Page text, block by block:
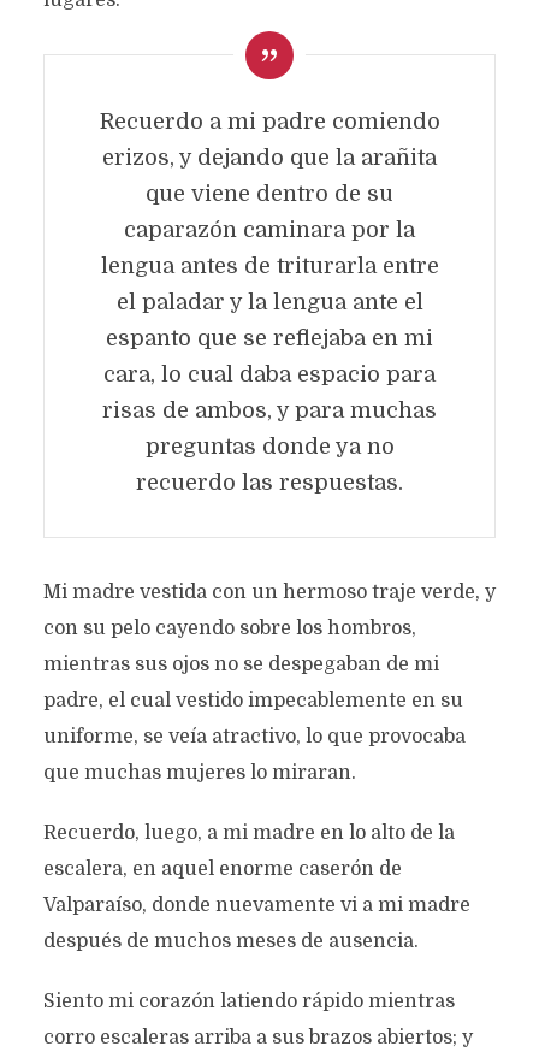
LA NIÑEZ
Texto original de Carlos Boné Riquelme
4 Minutos en leer
Recuerdo a mi padre comiendo
erizos, y dejando que la arañita
que viene dentro de su
caparazón caminara por la
lengua antes de triturarla entre
el paladar y la lengua ante el
espanto que se reflejaba en mi
cara, lo cual daba espacio para
risas de ambos, y para muchas
preguntas donde ya no
recuerdo las respuestas.
Mi madre vestida con un hermoso traje verde, y
con su pelo cayendo sobre los hombros,
mientras sus ojos no se despegaban de mi
padre, el cual vestido impecablemente en su
uniforme, se veía atractivo, lo que provocaba
que muchas mujeres lo miraran.
Recuerdo, luego, a mi madre en lo alto de la
escalera, en aquel enorme caserón de
Valparaíso, donde nuevamente vi a mi madre
después de muchos meses de ausencia.
Siento mi corazón latiendo rápido mientras
corro escaleras arriba a sus brazos abiertos; y